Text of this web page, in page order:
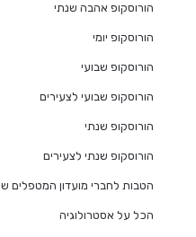
הורוסקופ אהבה שנתי
הורוסקופ יומי
הורוסקופ שבועי
הורוסקופ שבועי לצעירים
הורוסקופ שנתי
הורוסקופ שנתי לצעירים
הטבות לחברי מועדון המטפלים
הכל על אסטרולוגיה